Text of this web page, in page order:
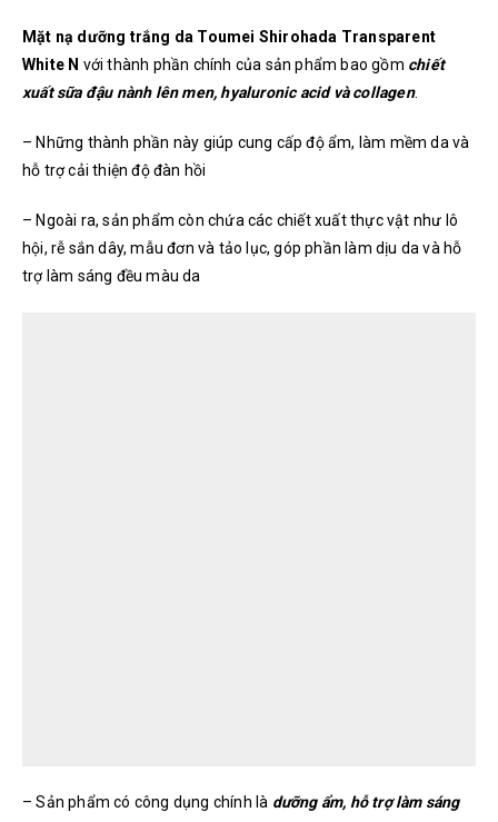
Mặt nạ dưỡng trắng da Toumei Shirohada Transparent
White N với thành phần chính của sản phẩm bao gồm chiết
xuất sữa đậu nành lên men, hyaluronic acid và collagen.
– Những thành phần này giúp cung cấp độ ẩm, làm mềm da và
hỗ trợ cải thiện độ đàn hồi
– Ngoài ra, sản phẩm còn chứa các chiết xuất thực vật như lô
hội, rễ sắn dây, mẫu đơn và tảo lục, góp phần làm dịu da và hỗ
trợ làm sáng đều màu da
– Sản phẩm có công dụng chính là dưỡng ẩm, hỗ trợ làm sáng